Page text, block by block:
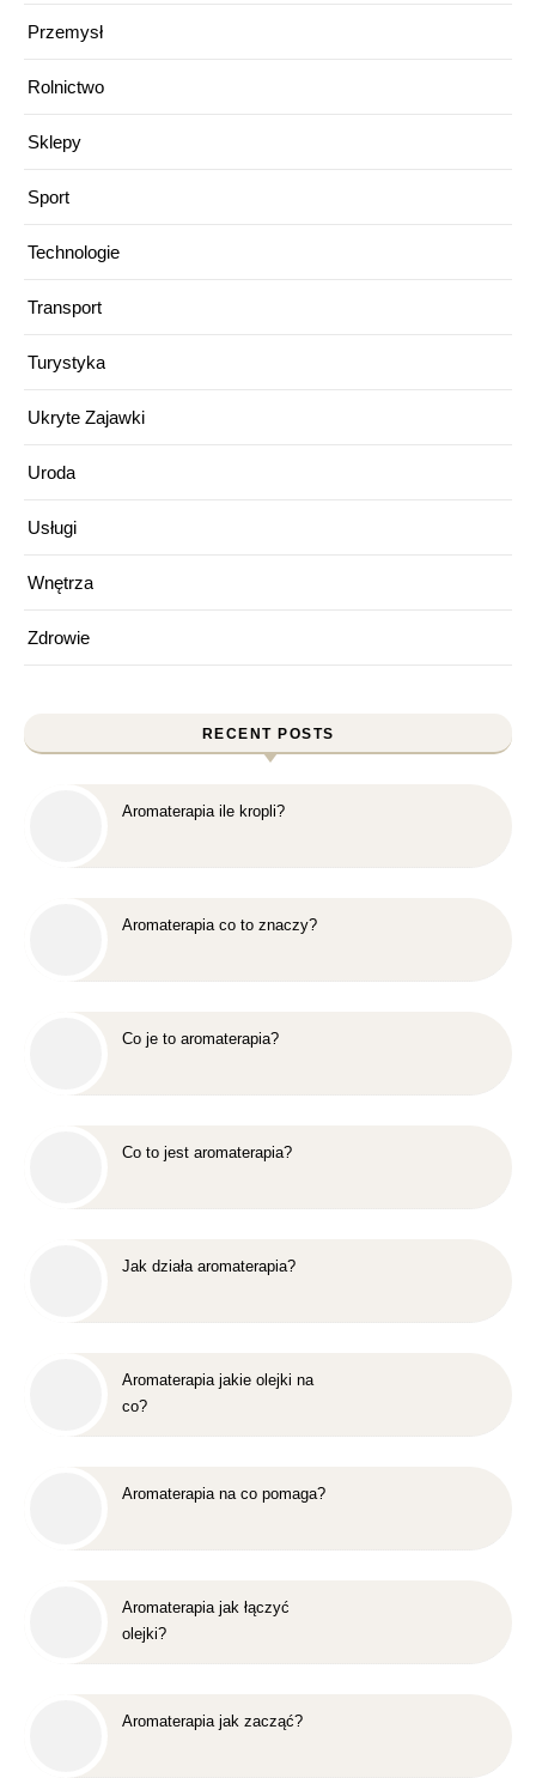
Przemysł
Rolnictwo
Sklepy
Sport
Technologie
Transport
Turystyka
Ukryte Zajawki
Uroda
Usługi
Wnętrza
Zdrowie
RECENT POSTS
Aromaterapia ile kropli?
Aromaterapia co to znaczy?
Co je to aromaterapia?
Co to jest aromaterapia?
Jak działa aromaterapia?
Aromaterapia jakie olejki na
co?
Aromaterapia na co pomaga?
Aromaterapia jak łączyć
olejki?
Aromaterapia jak zacząć?